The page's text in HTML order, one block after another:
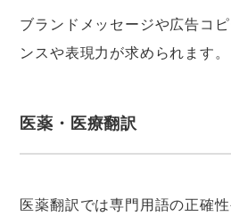
ブランドメッセージや広告コ
ンスや表現力が求められます。
医薬・医療翻訳
医薬翻訳では専門用語の正確